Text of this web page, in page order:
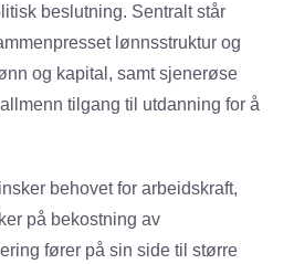
beslutning. Sentralt står
lønnsstruktur og
og kapital, samt sjenerøse
tilgang til utdanning for å
behovet for arbeidskraft,
på bekostning av
fører på sin side til større